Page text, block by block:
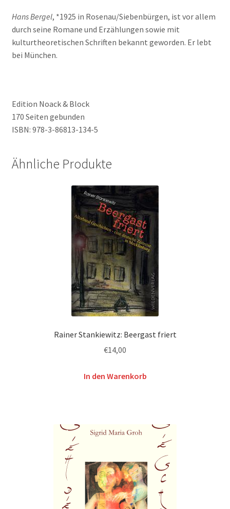
Hans Bergel, *1925 in Rosenau/Siebenbürgen, ist vor allem
durch seine Romane und Erzählungen sowie mit
kulturtheoretischen Schriften bekannt geworden. Er lebt
bei München.
Edition Noack & Block
170 Seiten gebunden
ISBN: 978-3-86813-134-5
Ähnliche Produkte
Rainer Stankiewitz: Beergast friert
€14,00
In den Warenkorb